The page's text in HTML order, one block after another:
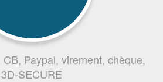
Paypal, virement, chèque,
3D-SECURE